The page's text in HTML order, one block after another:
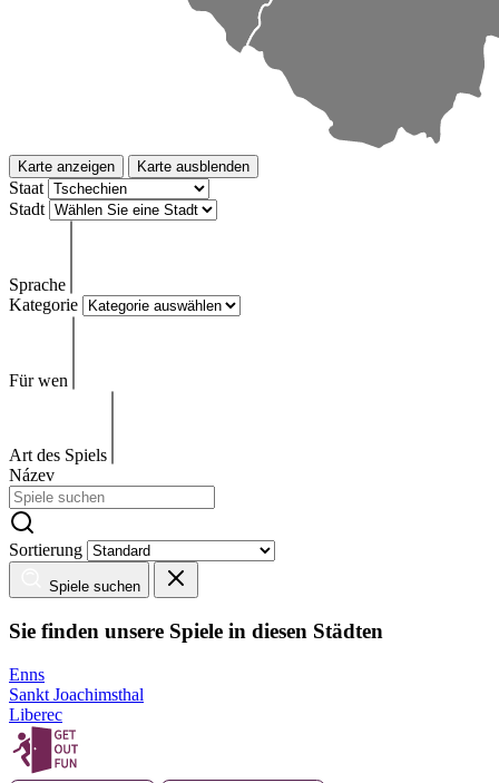
Karte anzeigen Karte ausblenden
Staat
Stadt
Sprache
Kategorie
Für wen
Art des Spiels
Název
Sortierung
Spiele suchen
Sie finden unsere Spiele in diesen Städten
Enns
Sankt Joachimsthal
Liberec